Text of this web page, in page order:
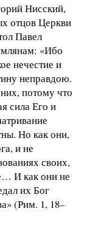
Нисский,
отцов Церкви
Павел
«Ибо
нечестие и
неправдою.
потому что
сила Его и
Но как они,
и не
своих,
И как они не
их Бог
(Рим. 1, 18–